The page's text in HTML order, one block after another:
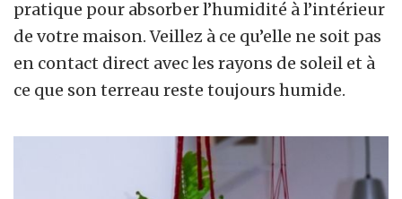
pratique pour absorber l’humidité à l’intérieur
de votre maison. Veillez à ce qu’elle ne soit pas
en contact direct avec les rayons de soleil et à
ce que son terreau reste toujours humide.